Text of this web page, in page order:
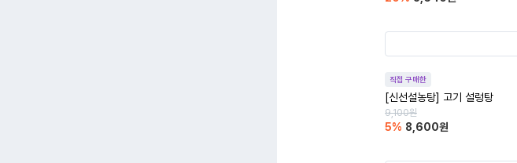
직접 구매한
[신선설농탕] 고기 설렁탕
9,100원
5% 8,600원